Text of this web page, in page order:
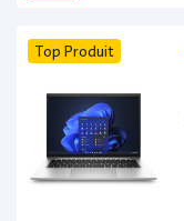
Top Produit